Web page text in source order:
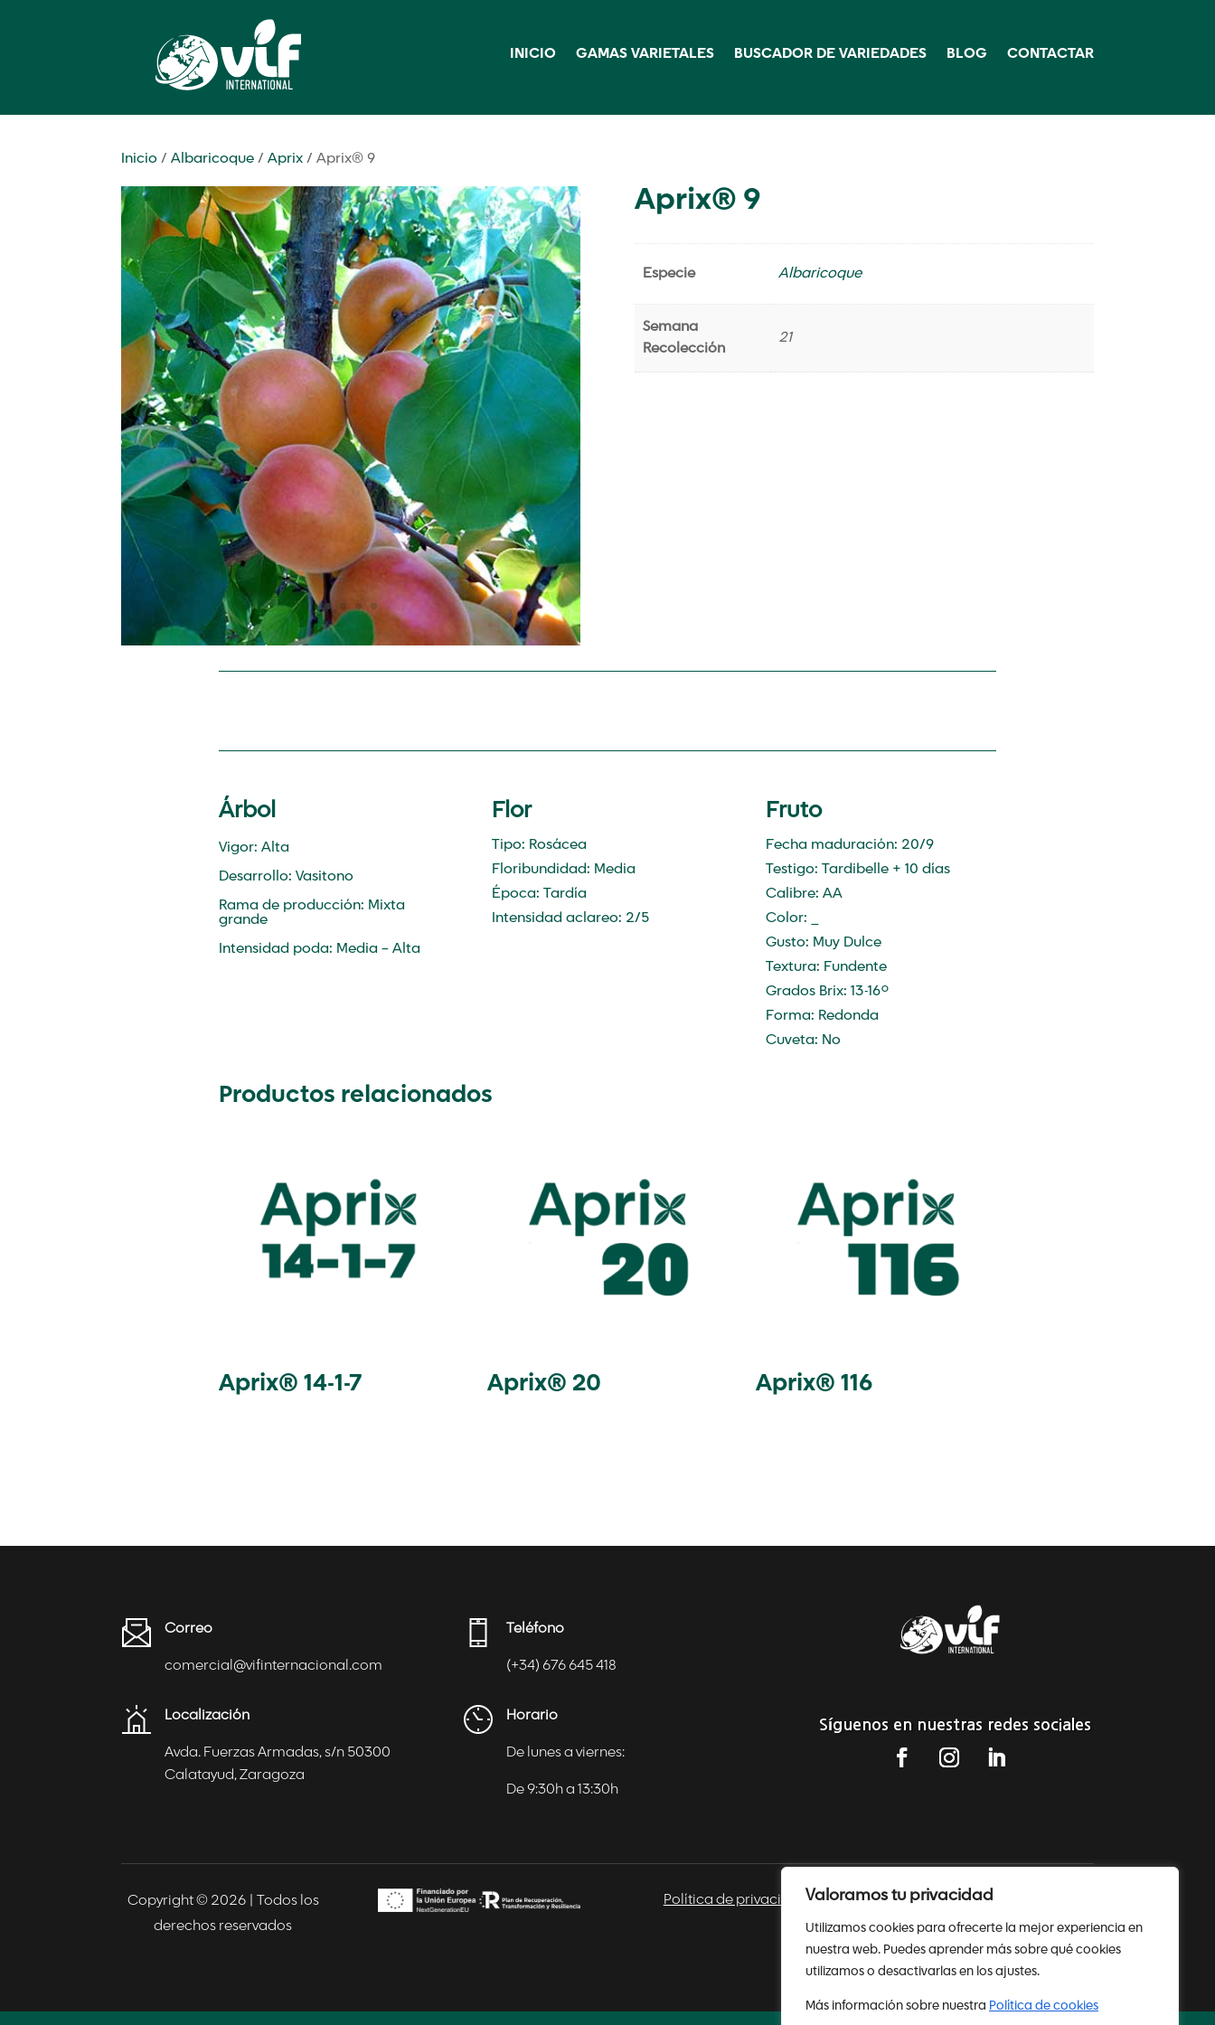
Valoramos tu privacidad
Utilizamos cookies para ofrecerte la mejor experiencia en
nuestra web. Puedes aprender más sobre qué cookies
utilizamos o desactivarlas en los ajustes.
Más información sobre nuestra Política de cookies
INICIO GAMAS VARIETALES BUSCADOR DE VARIEDADES BLOG CONTACTAR
Inicio /Albaricoque /Aprix / Aprix® 9
Aprix® 9
Especie Albaricoque
Semana
Recolección
21
Árbol
Vigor: Alta
Desarrollo: Vasitono
Rama de producción: Mixta
grande
Intensidad poda: Media – Alta
Flor
Tipo: Rosácea
Floribundidad: Media
Época: Tardía
Intensidad aclareo: 2/5
Fruto
Fecha maduración: 20/9
Testigo: Tardibelle + 10 días
Calibre: AA
Color: _
Gusto: Muy Dulce
Textura: Fundente
Grados Brix: 13-16º
Forma: Redonda
Cuveta: No
Productos relacionados
Aprix® 14-1-7 Aprix® 20 Aprix® 116
Correo
comercial@vifinternacional.com
Localización
Avda. Fuerzas Armadas, s/n 50300
Calatayud, Zaragoza
Teléfono
(+34) 676 645 418
Horario
De lunes a viernes:
De 9:30h a 13:30h
Síguenos en nuestras redes sociales
Copyright © 2026 |
Todos los
derechos reservados
Política de privacidad Política de cookies